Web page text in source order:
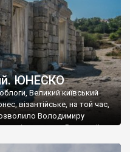
ЮНЕСКО
Великий київський
візантійське, на той час,
Володимиру
імператору Василю ІІ, та